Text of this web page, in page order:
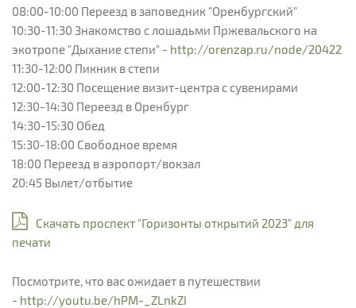
08:00-10:00 Переезд в заповедник "Оренбургский"
10:30-11:30 Знакомство с лошадьми Пржевальского на
экотропе "Дыхание степи" - http://orenzap.ru/node/20422
11:30-12:00 Пикник в степи
12:00-12:30 Посещение визит-центра с сувенирами
12:30-14:30 Переезд в Оренбург
14:30-15:30 Обед
15:30-18:00 Свободное время
18:00 Переезд в аэропорт/вокзал
20:45 Вылет/отбытие
Скачать проспект "Горизонты открытий 2023" для
печати
Посмотрите, что вас ожидает в путешествии
- http://youtu.be/hPM-_ZLnkZI